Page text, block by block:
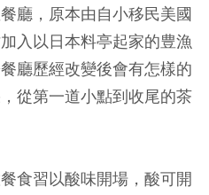
廳，原本由自小移民美國
入以日本料亭起家的豊漁
廳歷經改變後會有怎樣的
從第一道小點到收尾的茶
食習以酸味開場，酸可開